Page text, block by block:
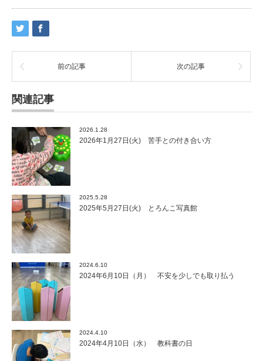
前の記事 次の記事
関連記事
2026.1.28
2026年1月27日(火) 苦手との付き合い方
2025.5.28
2025年5月27日(火) とろんこ写真館
2024.6.10
2024年6月10日（月） 不安を少しでも取り払う
2024.4.10
2024年4月10日（水） 教科書の日